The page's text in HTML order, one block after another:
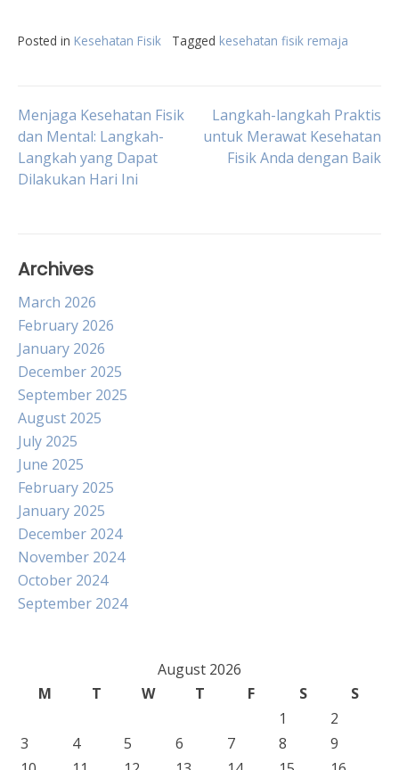
Posted in Kesehatan Fisik Tagged kesehatan fisik remaja
Post
navigation
Menjaga Kesehatan Fisik
dan Mental: Langkah-
Langkah yang Dapat
Dilakukan Hari Ini
Langkah-langkah Praktis
untuk Merawat Kesehatan
Fisik Anda dengan Baik
Archives
March 2026
February 2026
January 2026
December 2025
September 2025
August 2025
July 2025
June 2025
February 2025
January 2025
December 2024
November 2024
October 2024
September 2024
August 2026
M
T W T F S
S
1
2
3
4 5 6 7 8
9